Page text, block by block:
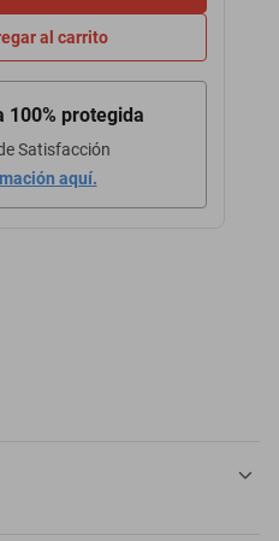
al carrito
100% protegida
Satisfacción
aquí.